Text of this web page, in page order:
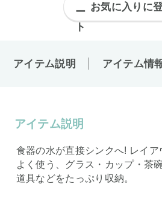
お気に入りに
アイテム説明 アイテム情
アイテム説明
食器の水が直接シンクへ! レイア
よく使う、グラス・カップ・茶
道具などをたっぷり収納。